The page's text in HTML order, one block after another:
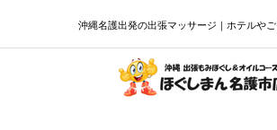
沖縄名護出発の出張マッサージ｜ホテルや